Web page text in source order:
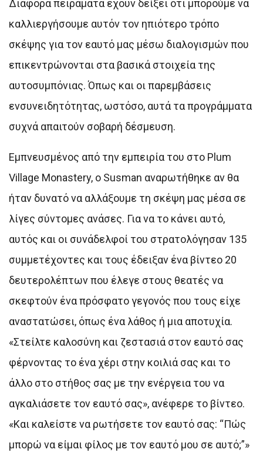
Διάφορα πειράματα έχουν δείξει ότι μπορούμε να
καλλιεργήσουμε αυτόν τον ηπιότερο τρόπο
σκέψης για τον εαυτό μας μέσω διαλογισμών που
επικεντρώνονται στα βασικά στοιχεία της
αυτοσυμπόνιας. Όπως και οι παρεμβάσεις
ενσυνειδητότητας, ωστόσο, αυτά τα προγράμματα
συχνά απαιτούν σοβαρή δέσμευση.
Εμπνευσμένος από την εμπειρία του στο Plum
Village Monastery, ο Susman αναρωτήθηκε αν θα
ήταν δυνατό να αλλάξουμε τη σκέψη μας μέσα σε
λίγες σύντομες ανάσες. Για να το κάνει αυτό,
αυτός και οι συνάδελφοί του στρατολόγησαν 135
συμμετέχοντες και τους έδειξαν ένα βίντεο 20
δευτερολέπτων που έλεγε στους θεατές να
σκεφτούν ένα πρόσφατο γεγονός που τους είχε
αναστατώσει, όπως ένα λάθος ή μια αποτυχία.
«Στείλτε καλοσύνη και ζεστασιά στον εαυτό σας
φέρνοντας το ένα χέρι στην κοιλιά σας και το
άλλο στο στήθος σας με την ενέργεια του να
αγκαλιάσετε τον εαυτό σας», ανέφερε το βίντεο.
«Και καλείστε να ρωτήσετε τον εαυτό σας: “Πώς
μπορώ να είμαι φίλος με τον εαυτό μου σε αυτό;”»